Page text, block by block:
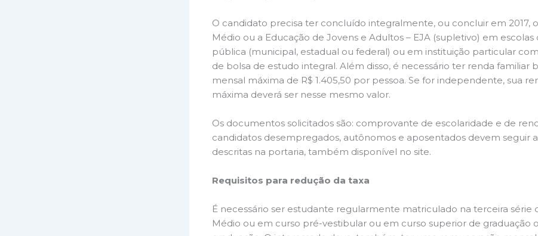
O candidato precisa ter concluído integralmente, ou concluir em 2017,
Médio ou a Educação de Jovens e Adultos – EJA (supletivo) em escolas
pública (municipal, estadual ou federal) ou em instituição particular
de bolsa de estudo integral. Além disso, é necessário ter renda familiar
mensal máxima de R$ 1.405,50 por pessoa. Se for independente, sua
máxima deverá ser nesse mesmo valor.
Os documentos solicitados são: comprovante de escolaridade e de
candidatos desempregados, autônomos e aposentados devem seguir
descritas na portaria, também disponível no site.
Requisitos para redução da taxa
É necessário ser estudante regularmente matriculado na terceira série
Médio ou em curso pré-vestibular ou em curso superior de graduação